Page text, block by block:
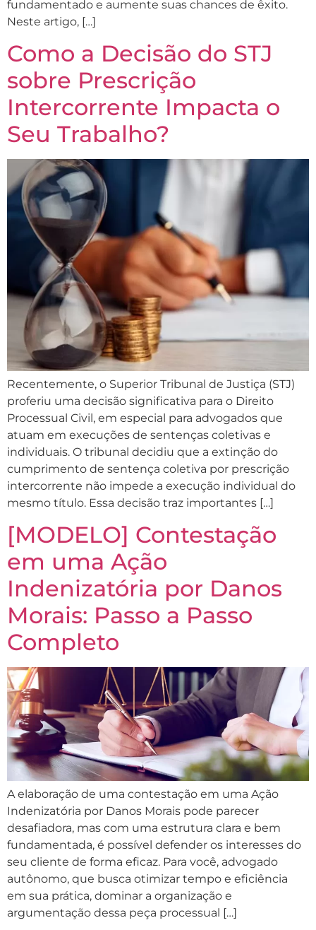
fundamentado e aumente suas chances de êxito.
Neste artigo, […]
Como a Decisão do STJ
sobre Prescrição
Intercorrente Impacta o
Seu Trabalho?
Recentemente, o Superior Tribunal de Justiça (STJ)
proferiu uma decisão significativa para o Direito
Processual Civil, em especial para advogados que
atuam em execuções de sentenças coletivas e
individuais. O tribunal decidiu que a extinção do
cumprimento de sentença coletiva por prescrição
intercorrente não impede a execução individual do
mesmo título. Essa decisão traz importantes […]
[MODELO] Contestação
em uma Ação
Indenizatória por Danos
Morais: Passo a Passo
Completo
A elaboração de uma contestação em uma Ação
Indenizatória por Danos Morais pode parecer
desafiadora, mas com uma estrutura clara e bem
fundamentada, é possível defender os interesses do
seu cliente de forma eficaz. Para você, advogado
autônomo, que busca otimizar tempo e eficiência
em sua prática, dominar a organização e
argumentação dessa peça processual […]